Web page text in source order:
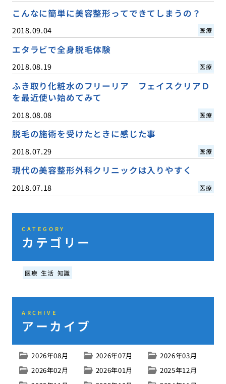
こんなに簡単に美容整形ってできてしまうの？
2018.09.04 医療
エタラビで全身脱毛体験
2018.08.19 医療
ふき取り化粧水のフリーリア フェイスクリアＤ
を最近使い始めてみて
2018.08.08 医療
脱毛の施術を受けたときに感じた事
2018.07.29 医療
現代の美容整形外科クリニックは入りやすく
2018.07.18 医療
CATEGORY
カテゴリー
医療 生活 知識
ARCHIVE
アーカイブ
2026年08月 2026年07月
2026年03月
2026年02月
2026年01月
2025年12月